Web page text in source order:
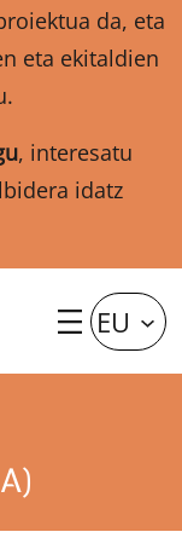
da, eta
eta ekitaldien
, interesatu
idatz
EU